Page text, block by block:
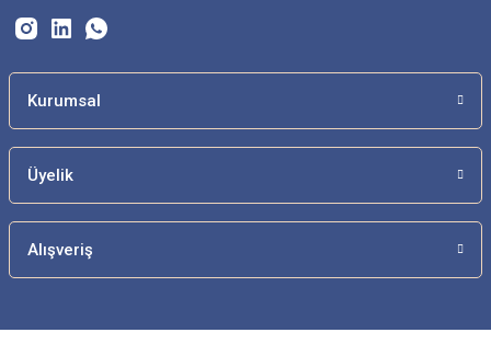
Bu ürüne benzer farklı alternatifler olmalı.
Kurumsal
Üyelik
Alışveriş